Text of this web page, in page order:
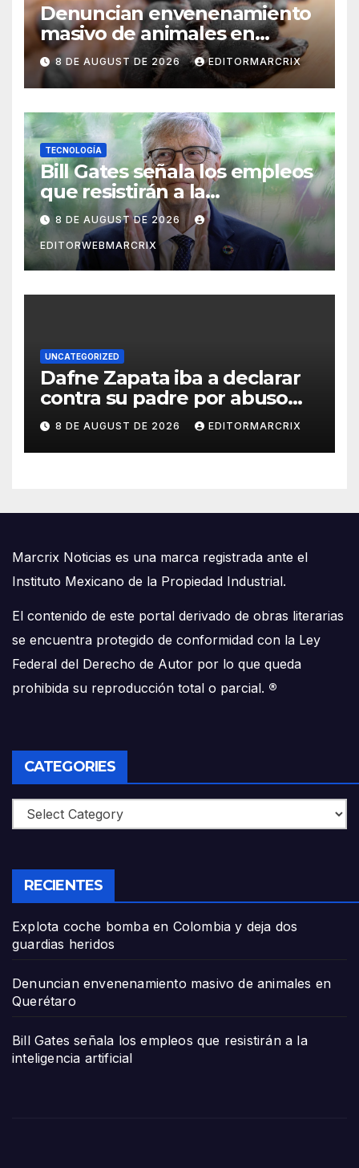
Denuncian envenenamiento
masivo de animales en
Querétaro
8 DE AUGUST DE 2026 EDITORMARCRIX
TECNOLOGÍA
Bill Gates señala los empleos
que resistirán a la
inteligencia artificial
8 DE AUGUST DE 2026
EDITORWEBMARCRIX
UNCATEGORIZED
Dafne Zapata iba a declarar
contra su padre por abuso
sexual
8 DE AUGUST DE 2026 EDITORMARCRIX
Marcrix Noticias es una marca registrada ante el
Instituto Mexicano de la Propiedad Industrial.
El contenido de este portal derivado de obras literarias
se encuentra protegido de conformidad con la Ley
Federal del Derecho de Autor por lo que queda
prohibida su reproducción total o parcial. ®
CATEGORIES
Categories
RECIENTES
Explota coche bomba en Colombia y deja dos
guardias heridos
Denuncian envenenamiento masivo de animales en
Querétaro
Bill Gates señala los empleos que resistirán a la
inteligencia artificial